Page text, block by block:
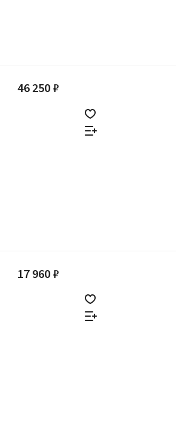
46 250 ₽
17 960 ₽